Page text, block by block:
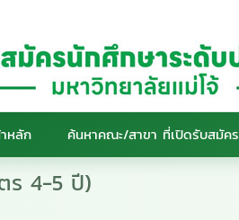
หลัก ค้นหาคณะ/สาขา ที่เปิดรับสมัคร
ร 4-5 ปี)